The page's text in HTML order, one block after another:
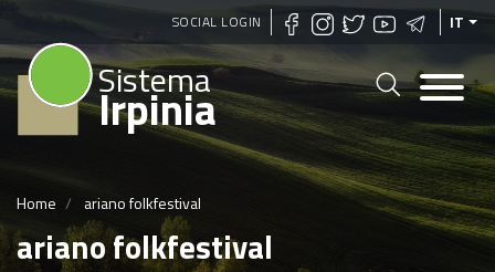
Salta
al
contenuto
principale
SOCIAL LOGIN IT
Sistema
Irpinia
Home ariano folkfestival
ariano folkfestival